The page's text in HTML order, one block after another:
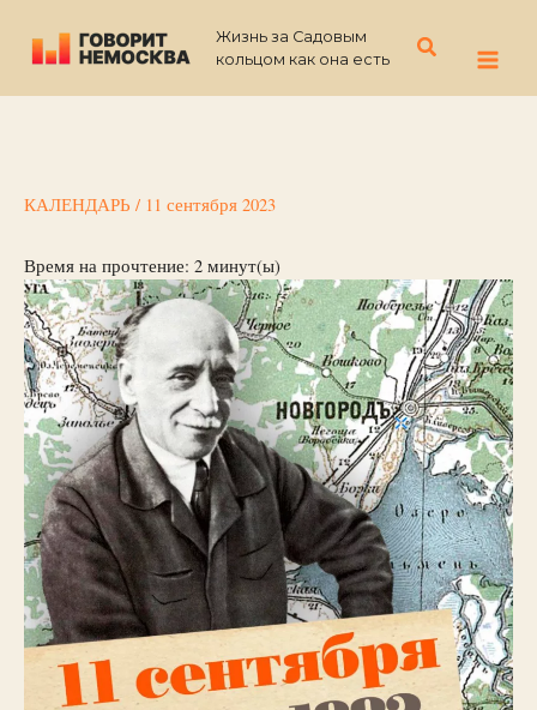
содержимому
Жизнь за Садовым
кольцом как она есть
Поиск
КАЛЕНДАРЬ / 11 сентября 2023
Время на прочтение: 2 минут(ы)